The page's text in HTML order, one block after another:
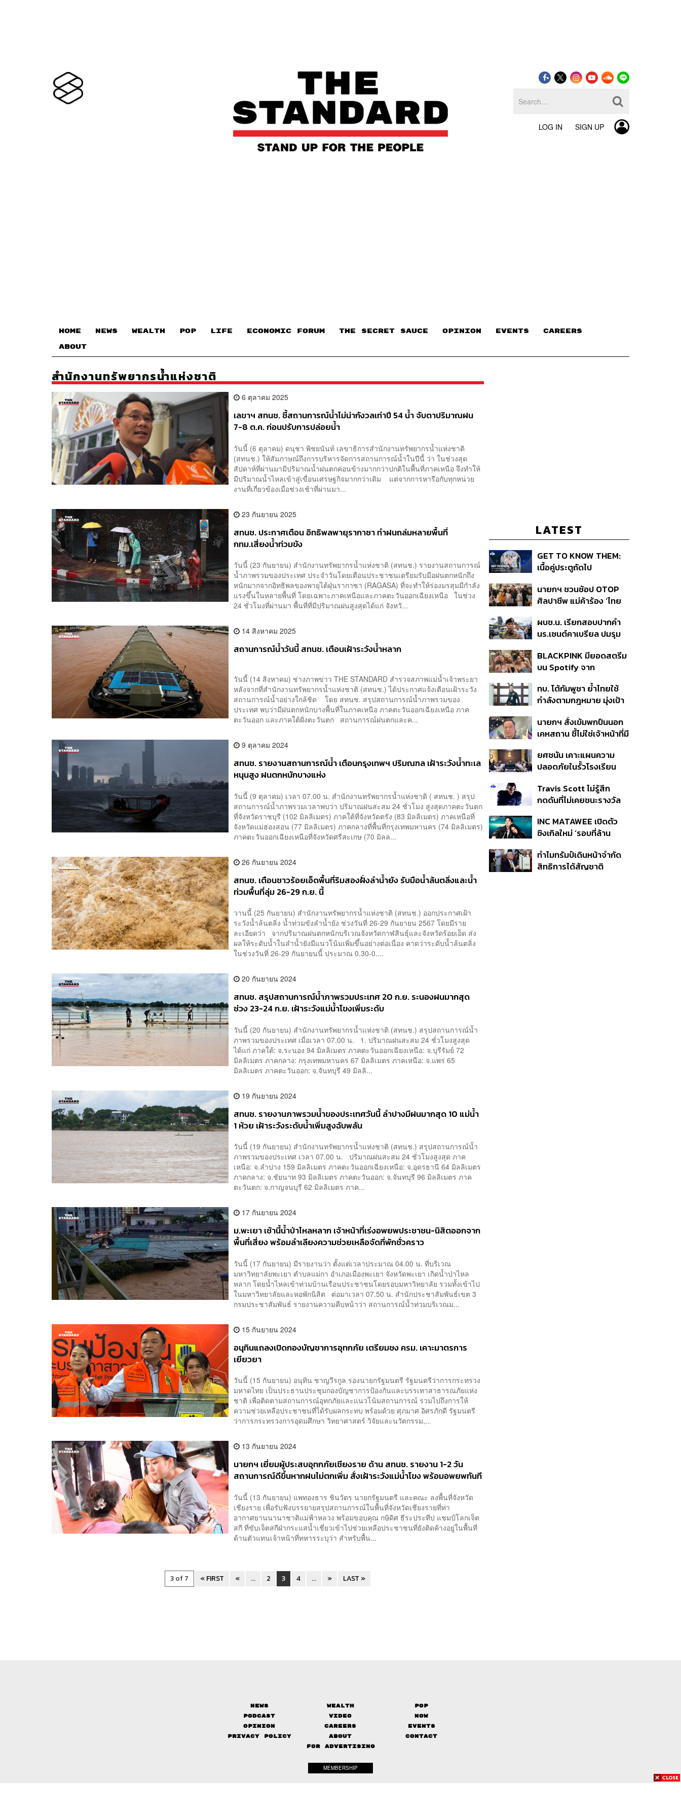
LOG IN SIGN UP
HOME NEWS WEALTH POP LIFE ECONOMIC FORUM THE SECRET SAUCE​ OPINION EVENTS CAREERS
ABOUT
สำนักงานทรัพยากรน้ำแห่งชาติ
6 ตุลาคม 2025
เลขาฯ สทนช.​ ชี้สถานการณ์​น้ำไม่น่ากังวลเท่าปี​ 54​ น้ำ จับตาปริมาณฝน​
7-8 ต.ค.​ ก่อนปรับการปล่อยน้ำ
วันนี้ (6 ตุลาคม) ดนุชา​ พิชยนันท์​ เลขาธิการสำนักงานทรัพยากรน้ำแห่งชาติ
(สทนช.) ให้สัมภาษณ์ถึงการบริหารจัดการสถานการณ์น้ำในปีนี้​ ว่า​ ในช่วงสุด
สัปดาห์ที่ผ่านมามีปริมาณน้ำฝนตกค่อนข้างมากกว่าปกติในพื้นที่ภาคเหนือ จึงทำให้
มีปริมาณน้ำไหลเข้าสู่เขื่อนเศรษฐกิจมากกว่าเดิม แต่จากการหารือกับทุกหน่วย
งานที่เกี่ยวข้องเมื่อช่วงเช้าที่ผ่านมา...
23 กันยายน 2025
สทนช. ประกาศเตือน อิทธิพลพายุรากาซา ทำฝนถล่มหลายพื้นที่
กทม.เสี่ยงน้ำท่วมขัง
วันนี้ (23 กันยายน) สำนักงานทรัพยากรน้ำแห่งชาติ (สทนช.) รายงานสถานการณ์
น้ำภาพรวมของประเทศ ประจำวันโดยเตือนประชาชนเตรียมรับมือฝนตกหนักถึง
หนักมากจากอิทธิพลของพายุไต้ฝุ่นรากาซา (RAGASA) ที่จะทำให้ร่องมรสุมมีกำลัง
แรงขึ้นในหลายพื้นที่ โดยเฉพาะภาคเหนือและภาคตะวันออกเฉียงเหนือ ในช่วง
24 ชั่วโมงที่ผ่านมา พื้นที่ที่มีปริมาณฝนสูงสุดได้แก่ จังหวั...
14 สิงหาคม 2025
สถานการณ์น้ำวันนี้ สทนช. เตือนเฝ้าระวังน้ำหลาก
วันนี้ (14 สิงหาคม) ช่างภาพข่าว THE STANDARD สำรวจสภาพแม่น้ำเจ้าพระยา
หลังจากที่สำนักงานทรัพยากรน้ำแห่งชาติ (สทนช.) ได้ประกาศแจ้งเตือนเฝ้าระวัง
สถานการณ์น้ำอย่างใกล้ชิด โดย สทนช. สรุปสถานการณ์น้ำภาพรวมของ
ประเทศ พบว่ามีฝนตกหนักบางพื้นที่ในภาคเหนือ ภาคตะวันออกเฉียงเหนือ ภาค
ตะวันออก และภาคใต้ฝั่งตะวันตก สถานการณ์ฝนตกและค...
9 ตุลาคม 2024
สทนช. รายงานสถานการณ์น้ำ เตือนกรุงเทพฯ ปริมณฑล เฝ้าระวังน้ำทะเล
หนุนสูง ฝนตกหนักบางแห่ง
วันนี้ (9 ตุลาคม) เวลา 07.00 น. สำนักงานทรัพยากรน้ำแห่งชาติ ( สทนช. ) สรุป
สถานการณ์น้ำภาพรวมเวลาพบว่า ปริมาณฝนสะสม 24 ชั่วโมง สูงสุดภาคตะวันตก
ที่จังหวัดราชบุรี (102 มิลลิเมตร) ภาคใต้ที่จังหวัดตรัง (83 มิลลิเมตร) ภาคเหนือที่
จังหวัดแม่ฮ่องสอน (77 มิลลิเมตร) ภาคกลางที่พื้นที่กรุงเทพมหานคร (74 มิลลิเมตร)
ภาคตะวันออกเฉียงเหนือที่จังหวัดศรีสะเกษ (70 มิลล...
26 กันยายน 2024
สทนช. เตือนชาวร้อยเอ็ดพื้นที่ริมสองฝั่งลำน้ำยัง รับมือน้ำล้นตลิ่งและน้ำ
ท่วมพื้นที่ลุ่ม 26-29 ก.ย. นี้
วานนี้ (25 กันยายน) สำนักงานทรัพยากรน้ำแห่งชาติ (สทนช.) ออกประกาศเฝ้า
ระวังน้ำล้นตลิ่ง น้ำท่วมขังลำน้ำยัง ช่วงวันที่ 26-29 กันยายน 2567 โดยมีราย
ละเอียดว่า จากปริมาณฝนตกหนักบริเวณจังหวัดกาฬสินธุ์และจังหวัดร้อยเอ็ด ส่ง
ผลให้ระดับน้ำในลำน้ำยังมีแนวโน้มเพิ่มขึ้นอย่างต่อเนื่อง คาดว่าระดับน้ำล้นตลิ่ง
ในช่วงวันที่ 26-29 กันยายนนี้ ประมาณ 0.30-0....
20 กันยายน 2024
สทนช. สรุปสถานการณ์น้ำภาพรวมประเทศ 20 ก.ย. ระนองฝนมากสุด
ช่วง 23-24 ก.ย. เฝ้าระวังแม่น้ำโขงเพิ่มระดับ
วันนี้ (20 กันยายน) สำนักงานทรัพยากรน้ำแห่งชาติ (สทนช.) สรุปสถานการณ์น้ำ
ภาพรวมของประเทศ เมื่อเวลา 07.00 น. 1. ปริมาณฝนสะสม 24 ชั่วโมงสูงสุด
ได้แก่ ภาคใต้: จ.ระนอง 94 มิลลิเมตร ภาคตะวันออกเฉียงเหนือ: จ.บุรีรัมย์ 72
มิลลิเมตร ภาคกลาง: กรุงเทพมหานคร 67 มิลลิเมตร ภาคเหนือ: จ.แพร่ 65
มิลลิเมตร ภาคตะวันออก: จ.จันทบุรี 49 มิลลิ...
19 กันยายน 2024
สทนช. รายงานภาพรวมน้ำของประเทศวันนี้ ลำปางมีฝนมากสุด 10 แม่น้ำ
1 ห้วย เฝ้าระวังระดับน้ำเพิ่มสูงฉับพลัน
วันนี้ (19 กันยายน) สำนักงานทรัพยากรน้ำแห่งชาติ (สทนช.) สรุปสถานการณ์น้ำ
ภาพรวมของประเทศ เวลา 07.00 น. ปริมาณฝนสะสม 24 ชั่วโมงสูงสุด ภาค
เหนือ: จ.ลำปาง 159 มิลลิเมตร ภาคตะวันออกเฉียงเหนือ: จ.อุดรธานี 64 มิลลิเมตร
ภาคกลาง: จ.ชัยนาท 93 มิลลิเมตร ภาคตะวันออก: จ.จันทบุรี 96 มิลลิเมตร ภาค
ตะวันตก: จ.กาญจนบุรี 62 มิลลิเมตร ภาค...
17 กันยายน 2024
ม.พะเยา เช้านี้น้ำป่าไหลหลาก เจ้าหน้าที่เร่งอพยพประชาชน-นิสิตออกจาก
พื้นที่เสี่ยง พร้อมลำเลียงความช่วยเหลือจัดที่พักชั่วคราว
วันนี้ (17 กันยายน) มีรายงานว่า ตั้งแต่เวลาประมาณ 04.00 น. ที่บริเวณ
มหาวิทยาลัยพะเยา ตำบลแม่กา อำเภอเมืองพะเยา จังหวัดพะเยา เกิดน้ำป่าไหล
หลาก โดยน้ำไหลเข้าท่วมบ้านเรือนประชาชนโดยรอบมหาวิทยาลัย รวมทั้งเข้าไป
ในมหาวิทยาลัยและหอพักนิสิต ต่อมาเวลา 07.50 น. สำนักประชาสัมพันธ์เขต 3
กรมประชาสัมพันธ์ รายงานความคืบหน้าว่า สถานการณ์น้ำท่วมบริเวณม...
15 กันยายน 2024
อนุทินแถลงเปิดกองบัญชาการอุทกภัย เตรียมชง ครม. เคาะมาตรการ
เยียวยา
วันนี้ (15 กันยายน) อนุทิน​ ชาญ​วี​ร​กูล​ รอง​นายก​รัฐมนตรี​ ​รัฐมนตรี​ว่าการ​กระทรวง​
มหาดไทย​ เป็นประธานประชุม​กองบัญชาการป้องกันและบรรเทาสาธารณภัยแห่ง
ชาติ​ เพื่อติดตามสถานการณ์อุทกภัยและแนวโน้มสถานการณ์​ รวมไปถึงการให้
ความช่วยเหลือประชาชน​ที่ได้รับผลกระทบ​ พร้อมด้วย ศุภมาศ​ อิศรภักดี รัฐมนตรี
ว่าการกระทรวงการอุดมศึกษา วิทยาศาสตร์ วิจัยและนวัตกรรม,...
13 กันยายน 2024
นายกฯ เยี่ยมผู้ประสบอุทกภัยเชียงราย ด้าน สทนช. รายงาน 1-2 วัน
สถานการณ์ดีขึ้นหากฝนไม่ตกเพิ่ม สั่งเฝ้าระวังแม่น้ำโขง พร้อมอพยพทันที
วันนี้ (13 กันยายน) แพทองธาร ชินวัตร นายกรัฐมนตรี และคณะ ลงพื้นที่จังหวัด
เชียงราย เพื่อรับฟังบรรยายสรุปสถานการณ์ในพื้นที่จังหวัดเชียงรายที่ท่า
อากาศยานนานาชาติแม่ฟ้าหลวง พร้อมขอบคุณ กษิดิศ ธีระประทีป แชมป์โลกเจ็ต
สกี ที่ขับเจ็ตสกีฝ่ากระแสน้ำเชี่ยวเข้าไปช่วยเหลือประชาชนที่ยังติดค้างอยู่ในพื้นที่
ด้านตัวแทนเจ้าหน้าที่ทหารระบุว่า สำหรับพื้น...
3 of 7 « FIRST « ... 2 3 4 ... » LAST »
LATEST
GET TO KNOW THEM:
เนื้อคู่ประตูถัดไป
นายกฯ ชวนช้อป OTOP
ศิลปาชีพ แม่ค้าร้อง ‘ไทย
ถามมีต่อไหม นายกฯ ตอบ
‘เดี๋ยวจะพยายาม’
ผบช.น. เรียกสอบปากคำ
นร.เซนต์คาเบรียล ปมรุม
ดำเนินคดีแล้ว
BLACKPINK มียอดสตรีม
บน Spotify จาก
ครั้ง ตลอด 10 ปีที่ผ่านมา
ทบ. โต้กัมพูชา ย้ำไทยใช้
กำลังตามกฎหมาย มุ่งเป้า
หายไทยไม่อาจลบด้วย
ข้อมูลบิดเบือน
นายกฯ สั่งเข้มพกปืนนอก
เคหสถาน ชี้ไม่ใช่เจ้าหน้าที่มี
ก่อเหตุ เจ้าของร่วมรับผิด
ยศชนัน เคาะแผนความ
ปลอดภัยในรั้วโรงเรียน
ดูแล-คุมเข้มคัดกรองสิ่ง
ผิดกฎหมาย
Travis Scott ไม่รู้สึก
กดดันที่ไม่เคยชนะรางวัล
แล้ว 10 ครั้ง
INC MATAWEE เปิดตัว
ซิงเกิลใหม่ ‘รอบที่ล้าน
มาแสดงในมิวสิกวิดีโอ
ทำไมทรัมป์เดินหน้าจำกัด
สิทธิการได้สัญชาติ
News Wealth
Pop
Podcast
Video
Now
Opinion
Careers
Events
Privacy Policy
About
Contact
FOR ADVERTISING
MEMBERSHIP